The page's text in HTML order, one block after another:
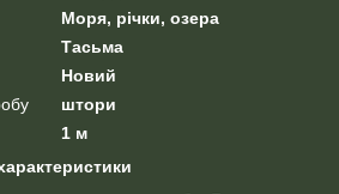
Моря, річки, озера
Тасьма
Новий
штори
1 м